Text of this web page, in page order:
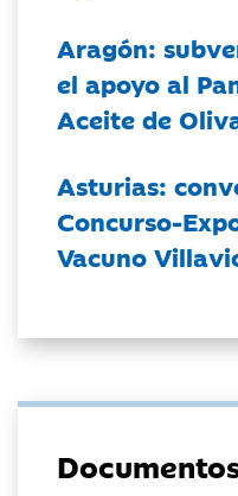
Aragón:
el apoyo al
Aceite de
Asturias:
Concurso-
Vacuno